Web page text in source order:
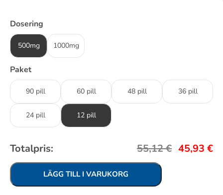
Dosering
500mg 1000mg
Paket
90 pill 60 pill 48 pill 36 pill
24 pill 12 pill
Totalpris: 55,12€ 45,93 €
LÄGG TILL I VARUKORG